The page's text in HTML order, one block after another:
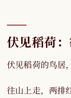
伏见稻荷
伏见稻荷的鸟居
往山上走，两排